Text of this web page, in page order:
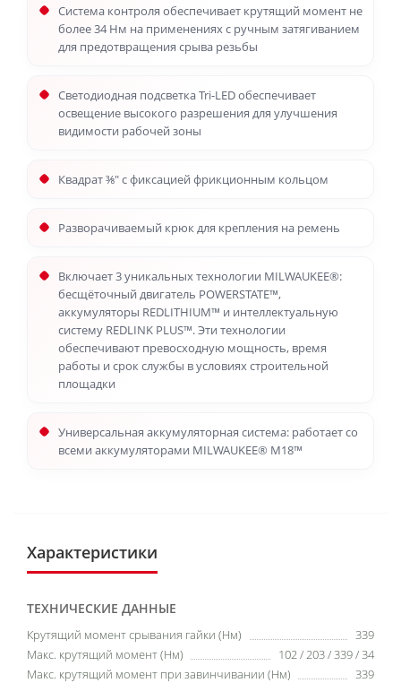
Система контроля обеспечивает крутящий момент не
более 34 Нм на применениях с ручным затягиванием
для предотвращения срыва резьбы
Светодиодная подсветка Tri-LED обеспечивает
освещение высокого разрешения для улучшения
видимости рабочей зоны
Квадрат ⅜″ с фиксацией фрикционным кольцом
Разворачиваемый крюк для крепления на ремень
Включает 3 уникальных технологии MILWAUKEE®:
бесщёточный двигатель POWERSTATE™,
аккумуляторы REDLITHIUM™ и интеллектуальную
систему REDLINK PLUS™. Эти технологии
обеспечивают превосходную мощность, время
работы и срок службы в условиях строительной
площадки
Универсальная аккумуляторная система: работает со
всеми аккумуляторами MILWAUKEE® M18™
Характеристики
ТЕХНИЧЕСКИЕ ДАННЫЕ
Крутящий момент срывания гайки (Нм)
339
Макс. крутящий момент (Нм)
102 / 203 / 339 / 34
Макс. крутящий момент при завинчивании (Нм)
339